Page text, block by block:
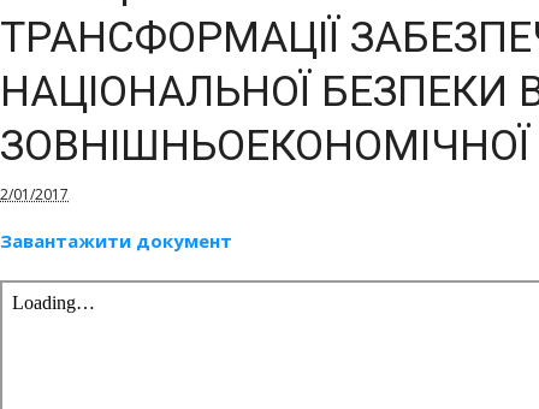
ТРАНСФОРМАЦІЇ
НАЦІОНАЛЬНОЇ БЕЗПЕКИ
ЗОВНІШНЬОЕКОНОМІЧНОЇ
2/01/2017
Завантажити документ